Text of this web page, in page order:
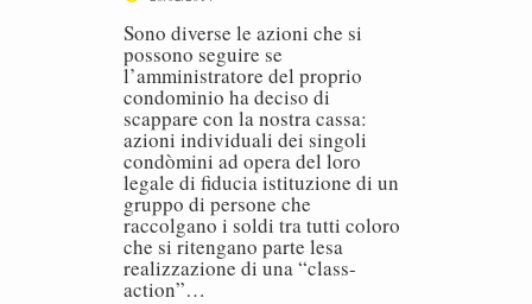
Sono diverse le azioni che si
possono seguire se
l’amministratore del proprio
condominio ha deciso di
scappare con la nostra cassa:
azioni individuali dei singoli
condòmini ad opera del loro
legale di fiducia istituzione di un
gruppo di persone che
raccolgano i soldi tra tutti coloro
che si ritengano parte lesa
realizzazione di una “class-
action”…